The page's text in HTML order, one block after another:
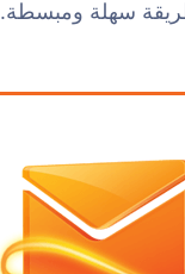
سهلة ومبسطة.